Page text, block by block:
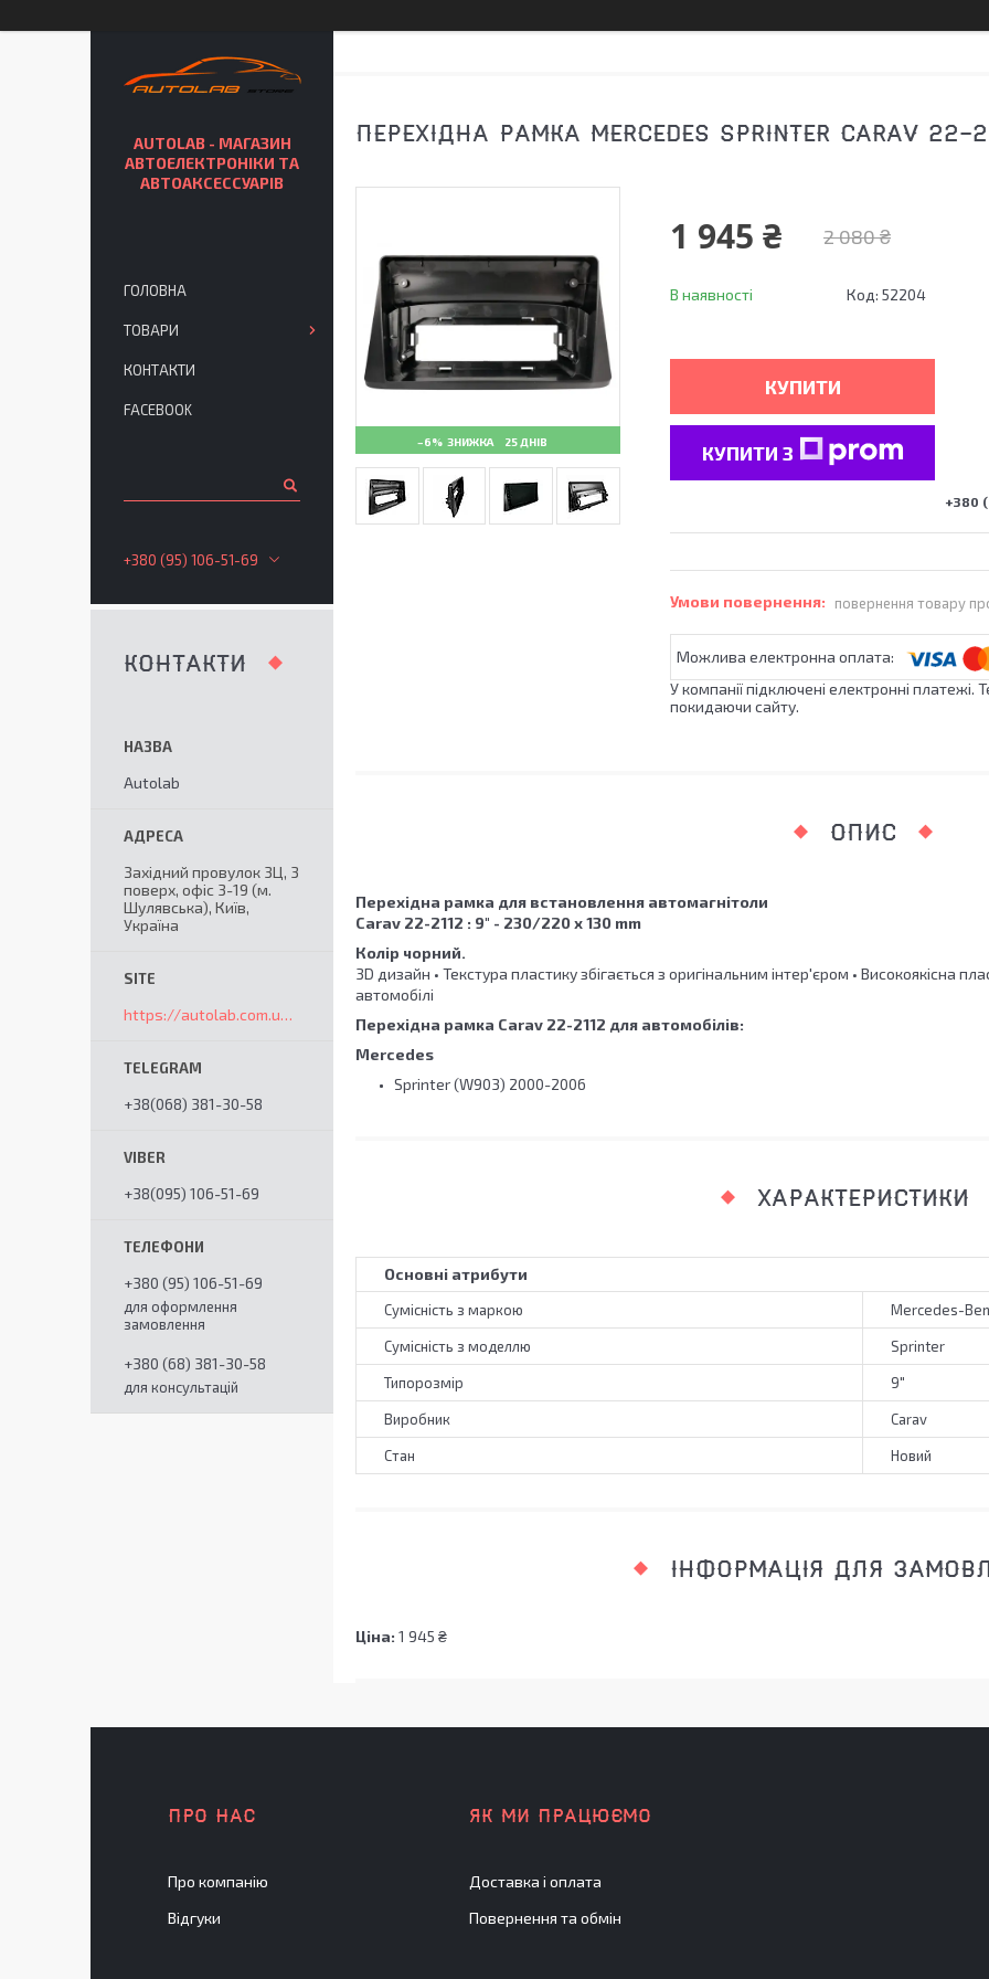
ПЕРЕХІДНА РАМКА MERCEDES SPRINTER CARAV 22-
–6% 25 ДНІВ
2 080 ₴
1 945 ₴
В наявності Код: 52204
КУПИТИ
КУПИТИ З
+380
повернення товару
У компанії підключені електронні
покидаючи сайту.
ОПИС
Перехідна рамка для встановлення автомагнітоли
Carav 22-2112 : 9" - 230/220 x 130 mm
Колір чорний.
3D дизайн • Текстура пластику збігається з оригінальним інтер'єром • Високоякісна
автомобілі
Перехідна рамка Carav 22-2112 для автомобілів:
Mercedes
Sprinter (W903) 2000-2006
ХАРАКТЕРИСТИКИ
Основні атрибути
Сумісність з маркою Mercedes-
Сумісність з моделлю Sprinter
Типорозмір 9"
Виробник Carav
Стан Новий
ІНФОРМАЦІЯ ДЛЯ
Ціна: 1 945 ₴
AUTOLAB - МАГАЗИН
АВТОЕЛЕКТРОНІКИ ТА
АВТОАКСЕССУАРІВ
ГОЛОВНА
ТОВАРИ
КОНТАКТИ
FACEBOOK
+380 (95) 106-51-69
КОНТАКТИ
Autolab
Західний провулок 3Ц, 3
поверх, офіс 3-19 (м.
Шулявська), Київ,
Україна
https://autolab.com.ua/ua/
+38(068) 381-30-58
+38(095) 106-51-69
+380 (95) 106-51-69
для оформлення
замовлення
+380 (68) 381-30-58
для консультацій
ПРО НАС
Про компанію
Відгуки
ЯК МИ ПРАЦЮЄМО
Доставка і оплата
Повернення та обмін